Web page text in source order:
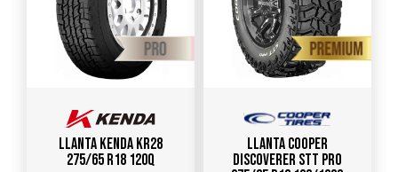
Llanta KENDA KR28
275/65 R18 120Q
Llanta COOPER
Discoverer STT Pro